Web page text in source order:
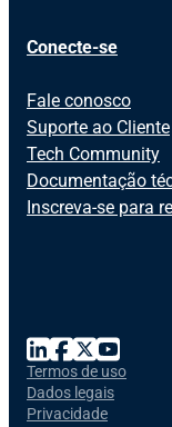
Conecte-se
Fale conosco
Suporte ao Cliente
Tech Community
Documentação
Inscreva-se para
Termos de uso
Dados legais
Privacidade